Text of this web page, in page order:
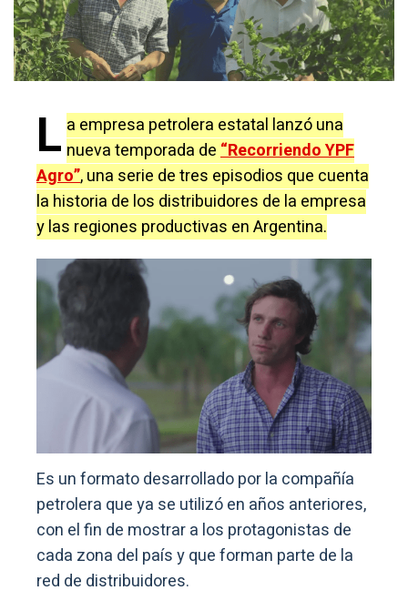
L a empresa petrolera estatal lanzó una
nueva temporada de“Recorriendo YPF
Agro”, una serie de tres episodios que cuenta
la historia de los distribuidores de la empresa
y las regiones productivas en Argentina.
Es un formato desarrollado por la compañía
petrolera que ya se utilizó en años anteriores,
con el fin de mostrar a los protagonistas de
cada zona del país y que forman parte de la
red de distribuidores.